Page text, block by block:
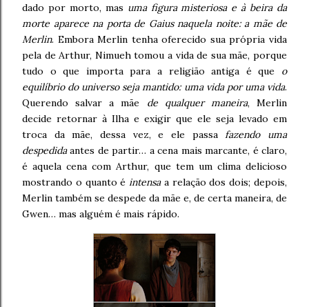
dado por morto, mas uma figura misteriosa e à beira da
morte aparece na porta de Gaius naquela noite: a mãe de
Merlin. Embora Merlin tenha oferecido sua própria vida
pela de Arthur, Nimueh tomou a vida de sua mãe, porque
tudo o que importa para a religião antiga é que o
equilíbrio do universo seja mantido: uma vida por uma vida.
Querendo salvar a mãe de qualquer maneira, Merlin
decide retornar à Ilha e exigir que ele seja levado em
troca da mãe, dessa vez, e ele passafazendo uma
despedidaantes de partir… a cena mais marcante, é claro,
é aquela cena com Arthur, que tem um clima delicioso
mostrando o quanto éintensaa relação dos dois; depois,
Merlin também se despede da mãe e, de certa maneira, de
Gwen… mas alguém é mais rápido.